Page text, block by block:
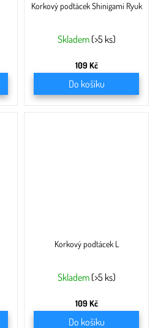
Korkový podtácek Shinigami Ryuk
Skladem (>5 ks)
109 Kč
Do košíku
Korkový podtácek L
Skladem (>5 ks)
109 Kč
Do košíku